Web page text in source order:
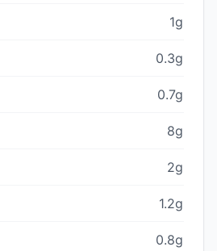
1g
0.3g
0.7g
8g
2g
1.2g
0.8g